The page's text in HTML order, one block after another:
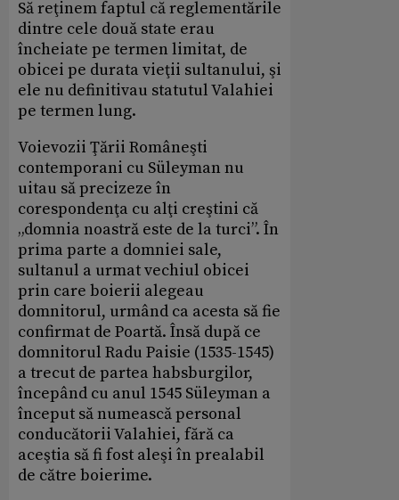
Să reţinem faptul că reglementările
dintre cele două state erau
încheiate pe termen limitat, de
obicei pe durata vieţii sultanului, şi
ele nu definitivau statutul Valahiei
pe termen lung.
Voievozii Ţării Româneşti
contemporani cu Süleyman nu
uitau să precizeze în
corespondenţa cu alţi creştini că
„domnia noastră este de la turci”. În
prima parte a domniei sale,
sultanul a urmat vechiul obicei
prin care boierii alegeau
domnitorul, urmând ca acesta să fie
confirmat de Poartă. Însă după ce
domnitorul Radu Paisie (1535-1545)
a trecut de partea habsburgilor,
începând cu anul 1545 Süleyman a
început să numească personal
conducătorii Valahiei, fără ca
aceştia să fi fost aleşi în prealabil
de către boierime.